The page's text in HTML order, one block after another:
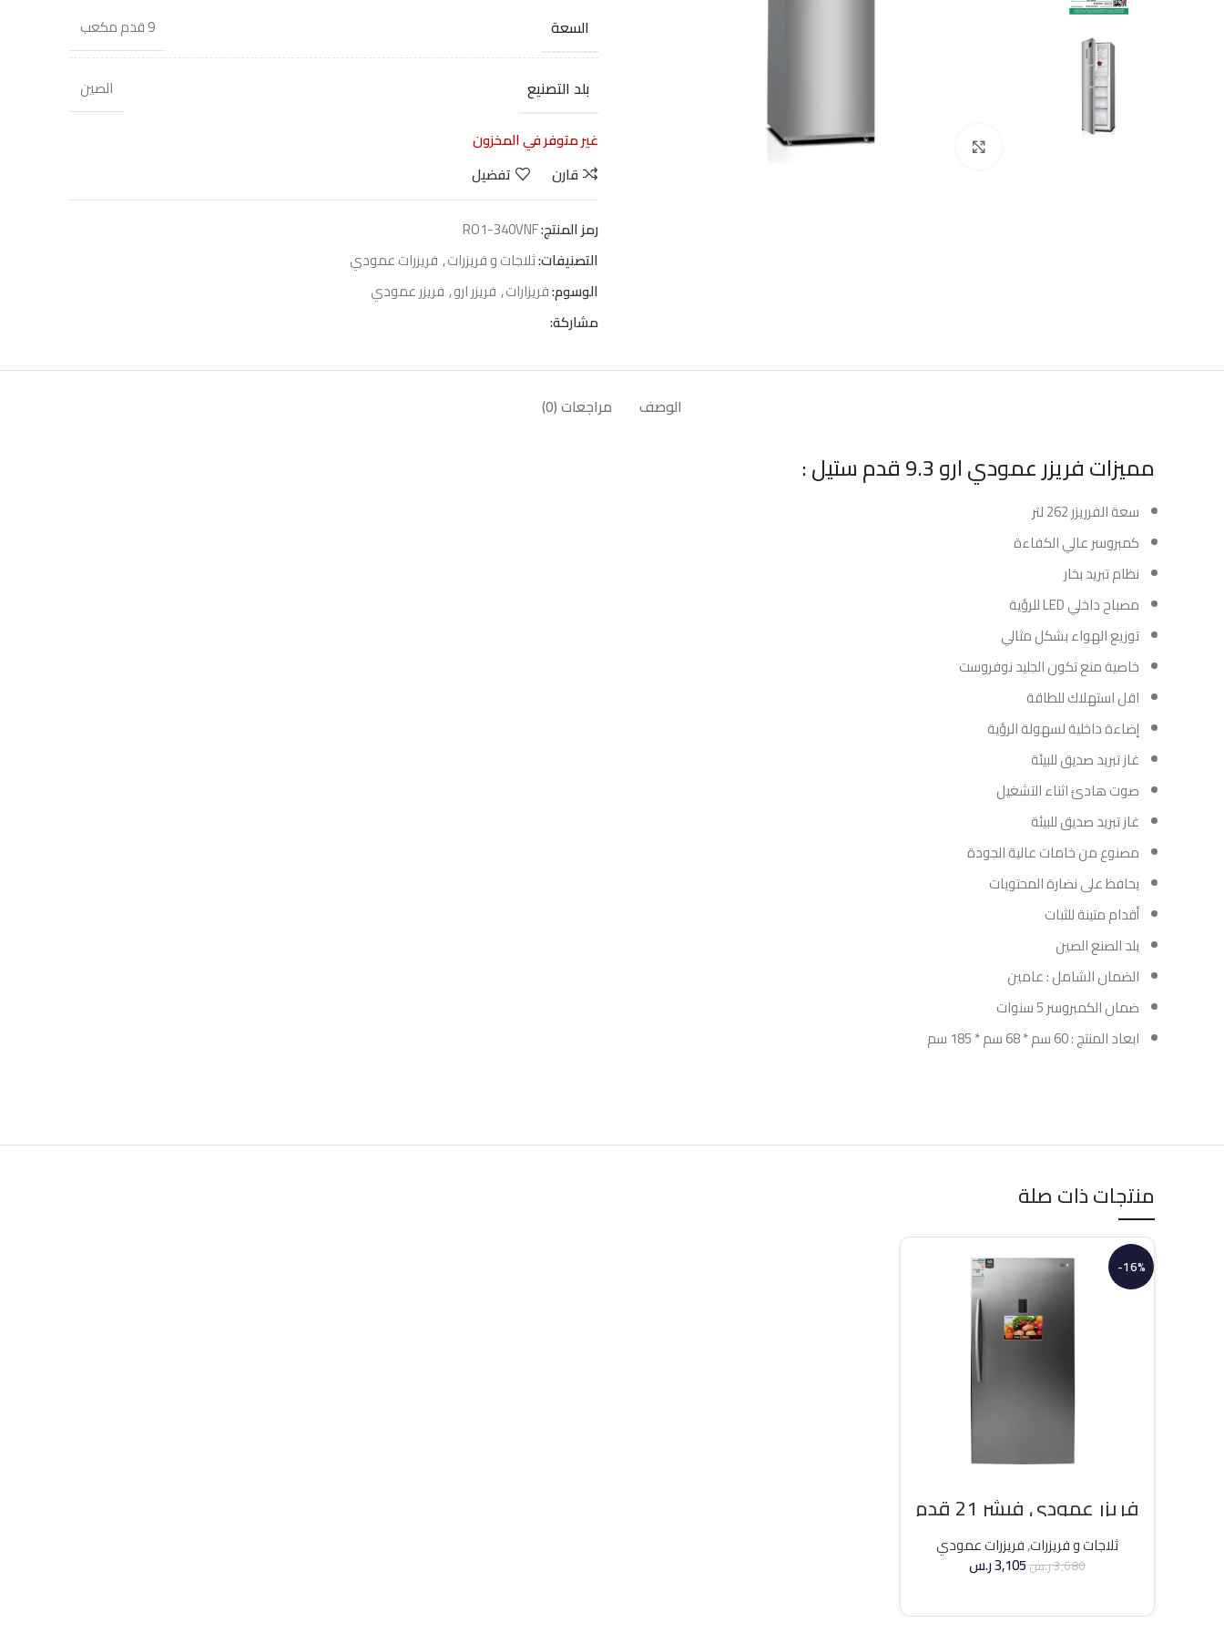
السعة 9 قدم مكعب
بلد التصنيع
الصين
غير متوفر في المخزون
قارن
تفضيل
رمز المنتج:RO1-340VNF
التصنيفات:ثلاجات و فريزرات, فريزرات عمودي
الوسوم:فريزارات, فريزر ارو, فريزر عمودي
مشاركة:
الوصف مراجعات (0)
مميزات فريزر عمودي ارو 9.3 قدم ستيل :
سعة الفرريزر 262 لتر
كمبروسر عالي الكفاءة
نظام تبريد بخار
مصباح داخلي LED للرؤية
توزيع الهواء بشكل مثالي
خاصية منع تكون الجليد نوفروست
اقل استهلاك للطاقة
إضاءة داخلية لسهولة الرؤية
غاز تبريد صديق للبيئة
صوت هادئ اثناء التشغيل
غاز تبريد صديق للبيئة
مصنوع من خامات عالية الجودة
يحافظ على نضارة المحتويات
أقدام متينة للثبات
بلد الصنع الصين
الضمان الشامل : عامين
ضمان الكمبروسر 5 سنوات
ابعاد المنتج : 60 سم * 68 سم * 185 سم
منتجات ذات صلة
-16%
فريزر عمودي فيشر 21 قدم انفرتر – فضي
ثلاجات و فريزرات,فريزرات عمودي
3,680ر.س3,105ر.س